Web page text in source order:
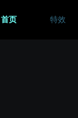
首页 特效